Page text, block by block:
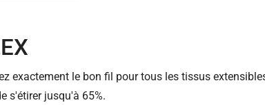
exactement le bon fil pour tous les tissus
s'étirer jusqu'à 65%.